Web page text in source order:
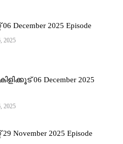
December 2025 Episode
2025
06 December 2025
2025
November 2025 Episode